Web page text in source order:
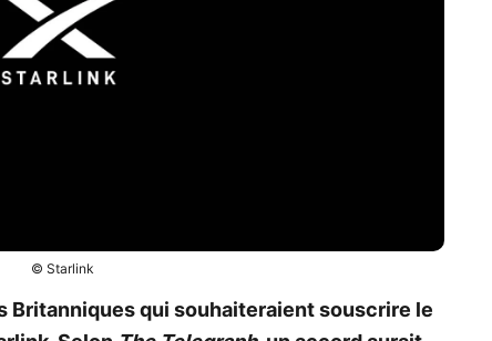
© Starlink
Britanniques qui souhaiteraient souscrire le